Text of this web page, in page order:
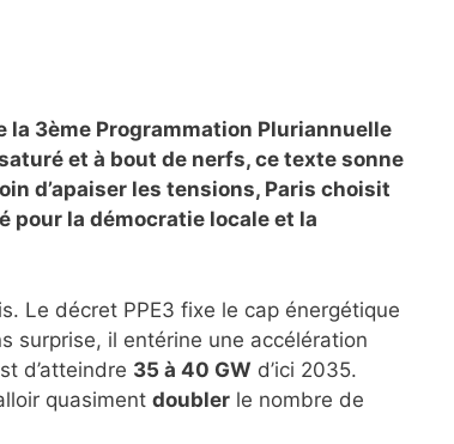
3ème Programmation Pluriannuelle
et à bout de nerfs, ce texte sonne
d’apaiser les tensions, Paris choisit
pour la démocratie locale et la
Le décret PPE3 fixe le cap énergétique
surprise, il entérine une accélération
d’atteindre 35 à 40 GW d’ici 2035.
quasiment doubler le nombre de